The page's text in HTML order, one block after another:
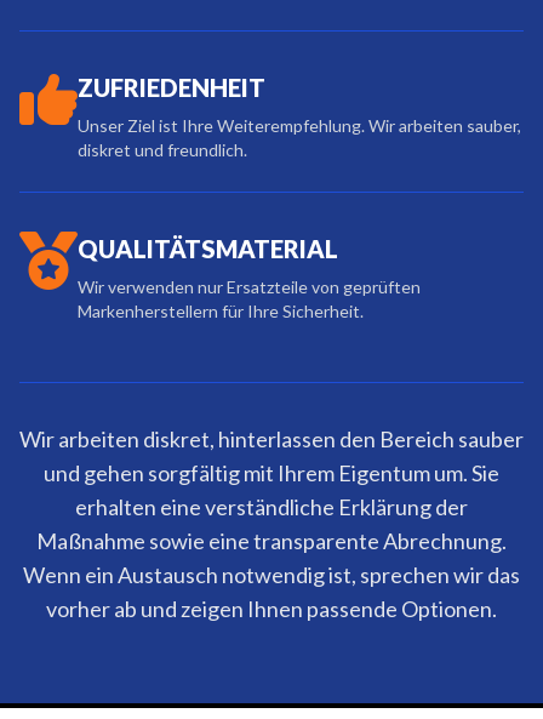
ZUFRIEDENHEIT
Unser Ziel ist Ihre Weiterempfehlung. Wir arbeiten sauber,
diskret und freundlich.
QUALITÄTSMATERIAL
Wir verwenden nur Ersatzteile von geprüften
Markenherstellern für Ihre Sicherheit.
Wir arbeiten diskret, hinterlassen den Bereich sauber
und gehen sorgfältig mit Ihrem Eigentum um. Sie
erhalten eine verständliche Erklärung der
Maßnahme sowie eine transparente Abrechnung.
Wenn ein Austausch notwendig ist, sprechen wir das
vorher ab und zeigen Ihnen passende Optionen.